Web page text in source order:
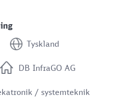
Tyskland
DB InfraGO AG
/ systemteknik